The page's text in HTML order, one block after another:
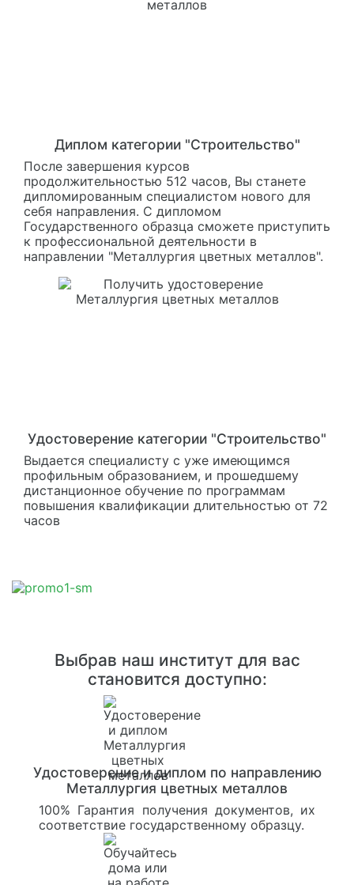
Диплом категории "Строительство"
После завершения курсов
продолжительностью 512 часов, Вы станете
дипломированным специалистом нового для
себя направления. С дипломом
Государственного образца сможете приступить
к профессиональной деятельности в
направлении "Металлургия цветных металлов".
Удостоверение категории "Строительство"
Выдается специалисту с уже имеющимся
профильным образованием, и прошедшему
дистанционное обучение по программам
повышения квалификации длительностью от 72
часов
Выбрав наш институт для вас
становится доступно:
Удостоверение и диплом по направлению
Металлургия цветных металлов
100% Гарантия получения документов, их
соответствие государственному образцу.